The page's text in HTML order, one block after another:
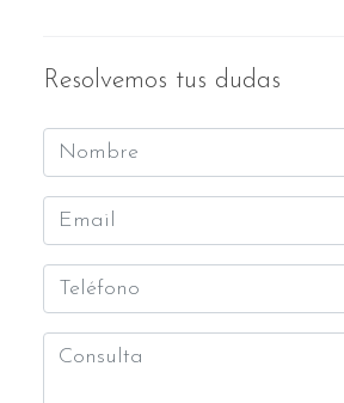
Resolvemos tus dudas